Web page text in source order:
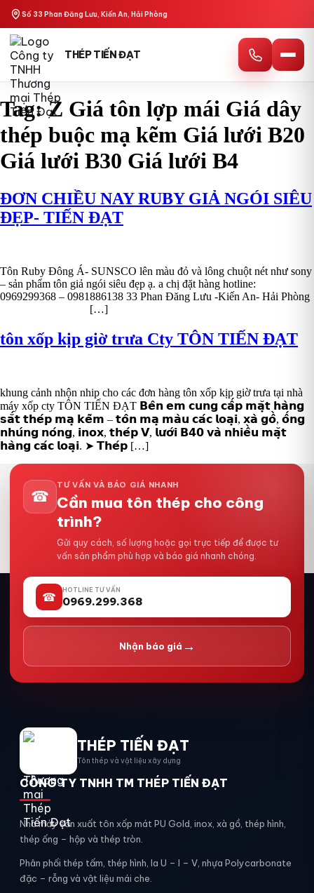
content
Số 33 Phan Đăng Lưu, Kiến An, Hải Phòng
THÉP TIẾN ĐẠT
Tag:Z Giá tôn lợp mái Giá dây
thép buộc mạ kẽm Giá lưới B20
Giá lưới B30 Giá lưới B4
ĐƠN CHIỀU NAY RUBY GIẢ NGÓI SIÊU
ĐẸP- TIẾN ĐẠT
Tôn Ruby Đông Á- SUNSCO lên màu đỏ và lông chuột nét như sony
– sản phẩm tôn giả ngói siêu đẹp ạ. a chị đặt hàng hotline:
0969299368 – 0981886138 33 Phan Đăng Lưu -Kiến An- Hải Phòng
[…]
tôn xốp kịp giờ trưa Cty TÔN TIẾN ĐẠT
khung cảnh nhộn nhip cho các đơn hàng tôn xốp kịp giờ trưa tại nhà
máy xốp cty TÔN TIẾN ĐẠT 𝗕𝗲̂𝗻 𝗲𝗺 𝗰𝘂𝗻𝗴 𝗰𝗮̂́𝗽 𝗺𝗮̣̆𝘁 𝗵𝗮̀𝗻𝗴
𝘀𝗮̆́𝘁 𝘁𝗵𝗲́𝗽 𝗺𝗮̣ 𝗸𝗲̃𝗺 – 𝘁𝗼̂𝗻 𝗺𝗮̣ 𝗺𝗮̀𝘂 𝗰𝗮́𝗰 𝗹𝗼𝗮̣𝗶, 𝘅𝗮̀ 𝗴𝗼̂̀, 𝗼̂́𝗻𝗴
𝗻𝗵𝘂́𝗻𝗴 𝗻𝗼́𝗻𝗴, 𝗶𝗻𝗼𝘅, 𝘁𝗵𝗲́𝗽 𝗩, 𝗹𝘂̛𝗼̛́𝗶 𝗕𝟰𝟬 𝘃𝗮̀ 𝗻𝗵𝗶𝗲̂̀𝘂 𝗺𝗮̣̆𝘁
𝗵𝗮̀𝗻𝗴 𝗰𝗮́𝗰 𝗹𝗼𝗮̣𝗶. ➤ 𝗧𝗵𝗲́𝗽 […]
☎
TƯ VẤN VÀ BÁO GIÁ NHANH
Cần mua tôn thép cho công
trình?
Gửi quy cách, số lượng hoặc gọi trực tiếp để được tư
vấn sản phẩm phù hợp và báo giá nhanh chóng.
☎
HOTLINE TƯ VẤN
0969.299.368
Nhận báo giá →
THÉP TIẾN ĐẠT
Tôn thép và vật liệu xây dựng
CÔNG TY TNHH TM THÉP TIẾN ĐẠT
Nhà máy sản xuất tôn xốp mát PU Gold, inox, xà gồ, thép hình,
thép ống – hộp và thép tròn.
Phân phối thép tấm, thép hình, la U – I – V, nhựa Polycarbonate
đặc – rỗng và vật liệu mái che.